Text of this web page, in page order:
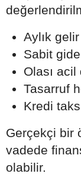
Aylık gelir
Sabit
Olası acil
Tasarruf
Kredi
Gerçekçi bir
vadede
olabilir.